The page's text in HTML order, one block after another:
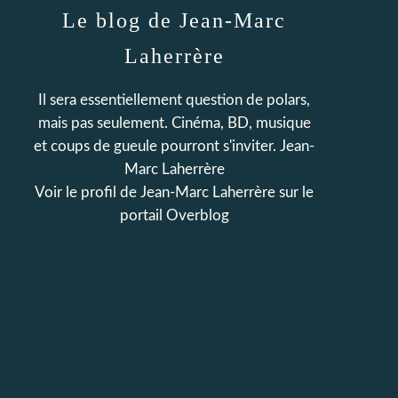
Le blog de Jean-Marc
Laherrère
Il sera essentiellement question de polars,
mais pas seulement. Cinéma, BD, musique
et coups de gueule pourront s'inviter. Jean-
Marc Laherrère
Voir le profil de Jean-Marc Laherrère sur le
portail Overblog